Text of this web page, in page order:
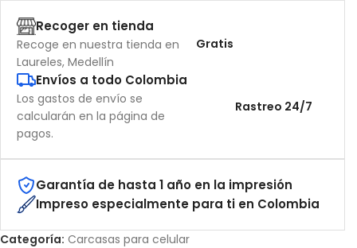
Recoger en tienda
Recoge en nuestra tienda en
Laureles, Medellín
Gratis
Envíos a todo Colombia
Los gastos de envío se
calcularán en la página de
pagos.
Rastreo 24/7
Garantía de hasta 1 año en la impresión
Impreso especialmente para ti en Colombia
Categoría: Carcasas para celular